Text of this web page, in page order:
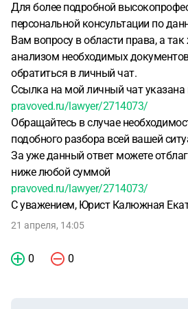
Для более подробной
персональной консультации по
Вам вопросу в области права, а
анализом необходимых
обратиться в личный чат.
Ссылка на мой личный чат указана
pravoved.ru/lawyer/2714073/
Обращайтесь в случае
подобного разбора всей вашей
За уже данный ответ можете
ниже любой суммой
pravoved.ru/lawyer/2714073/
С уважением, Юрист Калюжная
21 апреля, 14:05
0 0